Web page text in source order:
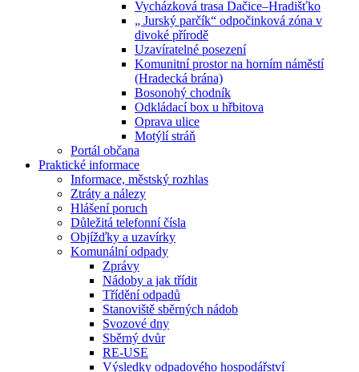
Vycházková trasa Dačice–Hradišťko
„ Jurský parčík“ odpočinková zóna v
divoké přírodě
Uzavíratelné posezení
Komunitní prostor na horním náměstí
(Hradecká brána)
Bosonohý chodník
Odkládací box u hřbitova
Oprava ulice
Motýlí stráň
Portál občana
Praktické informace
Informace, městský rozhlas
Ztráty a nálezy
Hlášení poruch
Důležitá telefonní čísla
Objížďky a uzavírky
Komunální odpady
Zprávy
Nádoby a jak třídit
Třídění odpadů
Stanoviště sběrných nádob
Svozové dny
Sběrný dvůr
RE-USE
Výsledky odpadového hospodářství